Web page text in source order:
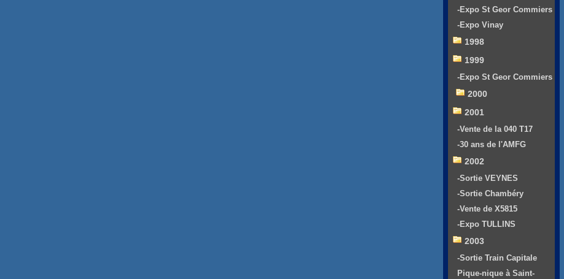
-Expo St Geor Commiers
-Expo Vinay
1998
1999
-Expo St Geor Commiers
2000
2001
-Vente de la 040 T17
-30 ans de l'AMFG
2002
-Sortie VEYNES
-Sortie Chambéry
-Vente de X5815
-Expo TULLINS
2003
-Sortie Train Capitale
Pique-nique à Saint-